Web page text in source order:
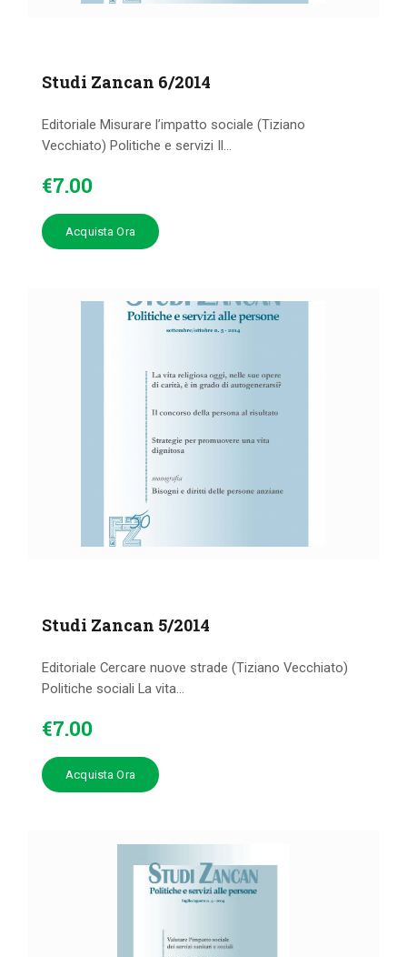
Studi Zancan 6/2014
Editoriale Misurare l’impatto sociale (Tiziano
Vecchiato) Politiche e servizi Il...
€7.00
Acquista Ora
Studi Zancan 5/2014
Editoriale Cercare nuove strade (Tiziano Vecchiato)
Politiche sociali La vita...
€7.00
Acquista Ora